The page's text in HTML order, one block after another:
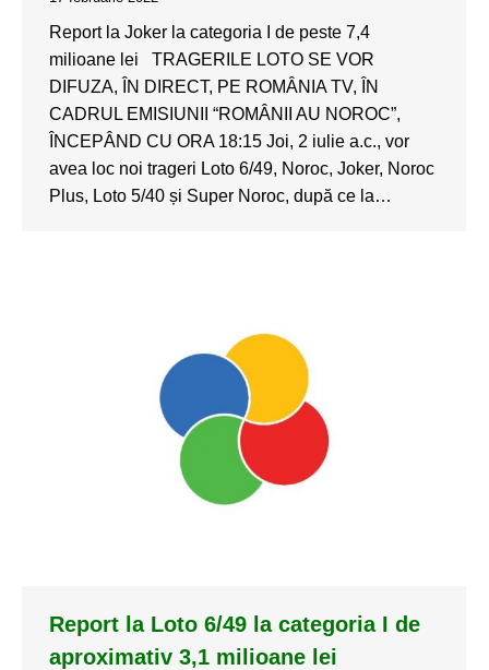
Report la Joker la categoria I de peste 7,4
milioane lei TRAGERILE LOTO SE VOR
DIFUZA, ÎN DIRECT, PE ROMÂNIA TV, ÎN
CADRUL EMISIUNII “ROMÂNII AU NOROC”,
ÎNCEPÂND CU ORA 18:15 Joi, 2 iulie a.c., vor
avea loc noi trageri Loto 6/49, Noroc, Joker, Noroc
Plus, Loto 5/40 și Super Noroc, după ce la…
Report la Loto 6/49 la categoria I de
aproximativ 3,1 milioane lei